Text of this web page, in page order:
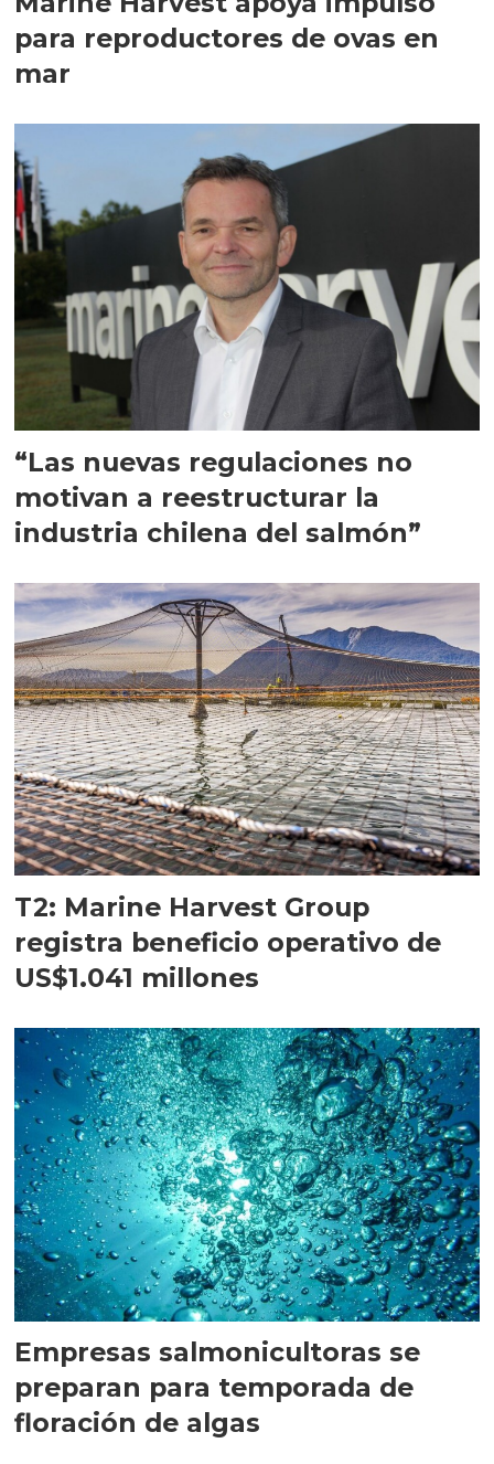
para reproductores de ovas en
mar
“Las nuevas regulaciones no
motivan a reestructurar la
industria chilena del salmón”
T2: Marine Harvest Group
registra beneficio operativo de
US$1.041 millones
Empresas salmonicultoras se
preparan para temporada de
floración de algas